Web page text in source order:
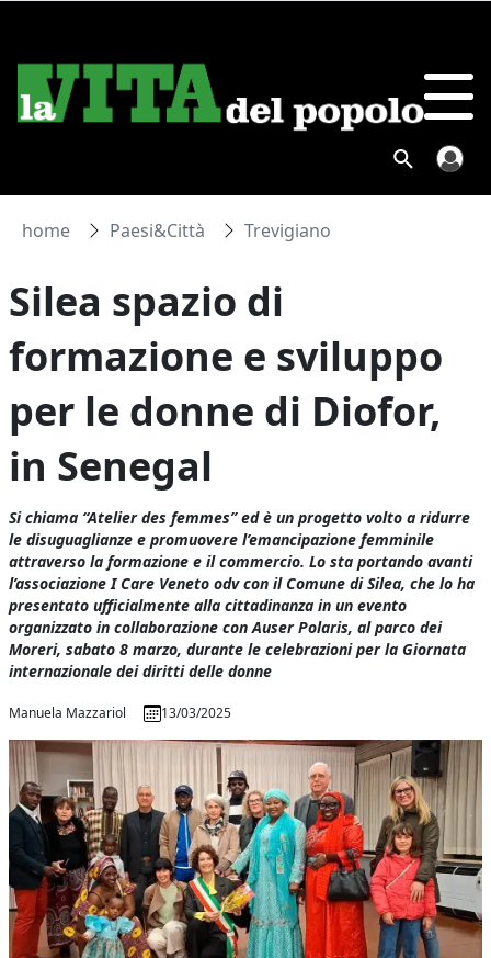
home Paesi&Città Trevigiano
Silea spazio di
formazione e sviluppo
per le donne di Diofor,
in Senegal
Si chiama “Atelier des femmes” ed è un progetto volto a ridurre
le disuguaglianze e promuovere l’emancipazione femminile
attraverso la formazione e il commercio. Lo sta portando avanti
l’associazione I Care Veneto odv con il Comune di Silea, che lo ha
presentato ufficialmente alla cittadinanza in un evento
organizzato in collaborazione con Auser Polaris, al parco dei
Moreri, sabato 8 marzo, durante le celebrazioni per la Giornata
internazionale dei diritti delle donne
Manuela Mazzariol 13/03/2025